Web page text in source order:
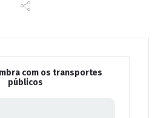
com os transportes
públicos